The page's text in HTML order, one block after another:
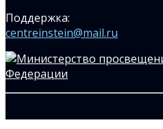
Поддержка:
centreinstein@mail.ru